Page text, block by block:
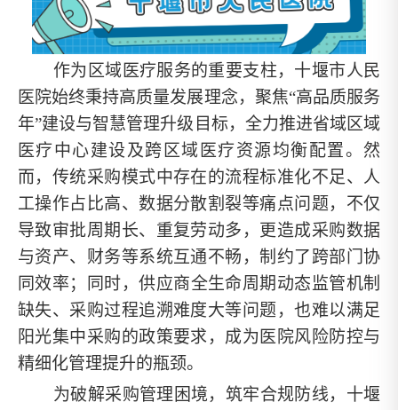
作为区域医疗服务的重要支柱，十堰市人民
医院始终秉持高质量发展理念，聚焦“高品质服务
年”建设与智慧管理升级目标，全力推进省域区域
医疗中心建设及跨区域医疗资源均衡配置。然
而，传统采购模式中存在的流程标准化不足、人
工操作占比高、数据分散割裂等痛点问题，不仅
导致审批周期长、重复劳动多，更造成采购数据
与资产、财务等系统互通不畅，制约了跨部门协
同效率；同时，供应商全生命周期动态监管机制
缺失、采购过程追溯难度大等问题，也难以满足
阳光集中采购的政策要求，成为医院风险防控与
精细化管理提升的瓶颈。
为破解采购管理困境，筑牢合规防线，十堰